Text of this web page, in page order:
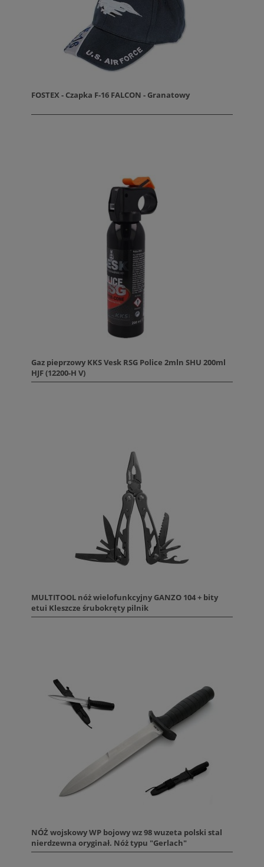
FOSTEX - Czapka F-16 FALCON - Granatowy
Gaz pieprzowy KKS Vesk RSG Police 2mln SHU 200ml
HJF (12200-H V)
MULTITOOL nóż wielofunkcyjny GANZO 104 + bity
etui Kleszcze śrubokręty pilnik
NÓŻ wojskowy WP bojowy wz 98 wuzeta polski stal
nierdzewna oryginał. Nóż typu "Gerlach"